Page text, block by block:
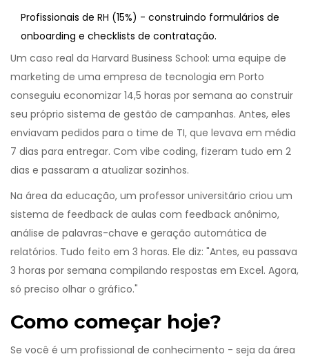
Profissionais de RH (15%) - construindo formulários de
onboarding e checklists de contratação.
Um caso real da Harvard Business School: uma equipe de
marketing de uma empresa de tecnologia em Porto
conseguiu economizar 14,5 horas por semana ao construir
seu próprio sistema de gestão de campanhas. Antes, eles
enviavam pedidos para o time de TI, que levava em média
7 dias para entregar. Com vibe coding, fizeram tudo em 2
dias e passaram a atualizar sozinhos.
Na área da educação, um professor universitário criou um
sistema de feedback de aulas com feedback anônimo,
análise de palavras-chave e geração automática de
relatórios. Tudo feito em 3 horas. Ele diz: "Antes, eu passava
3 horas por semana compilando respostas em Excel. Agora,
só preciso olhar o gráfico."
Como começar hoje?
Se você é um profissional de conhecimento - seja da área